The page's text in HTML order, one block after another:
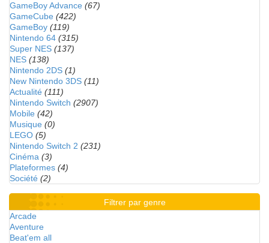
GameBoy Advance (67)
GameCube (422)
GameBoy (119)
Nintendo 64 (315)
Super NES (137)
NES (138)
Nintendo 2DS (1)
New Nintendo 3DS (11)
Actualité (111)
Nintendo Switch (2907)
Mobile (42)
Musique (0)
LEGO (5)
Nintendo Switch 2 (231)
Cinéma (3)
Plateformes (4)
Société (2)
Filtrer par genre
Arcade
Aventure
Beat'em all